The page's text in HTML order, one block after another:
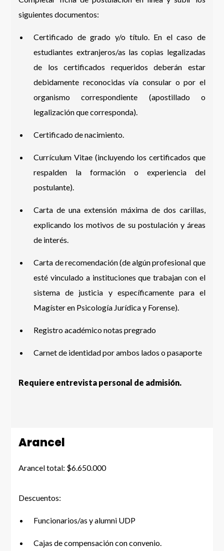
siguientes documentos:
Certificado de grado y/o título. En el caso de
estudiantes extranjeros/as las copias legalizadas
de los certificados requeridos deberán estar
debidamente reconocidas vía consular o por el
organismo correspondiente (apostillado o
legalización que corresponda).
Certificado de nacimiento.
Currículum Vitae (incluyendo los certificados que
respalden la formación o experiencia del
postulante).
Carta de una extensión máxima de dos carillas,
explicando los motivos de su postulación y áreas
de interés.
Carta de recomendación (de algún profesional que
esté vinculado a instituciones que trabajan con el
sistema de justicia y específicamente para el
Magíster en Psicología Jurídica y Forense).
Registro académico notas pregrado
Carnet de identidad por ambos lados o pasaporte
Requiere entrevista personal de admisión.
Arancel
Arancel total: $6.650.000
Descuentos:
Funcionarios/as y alumni UDP
Cajas de compensación con convenio.